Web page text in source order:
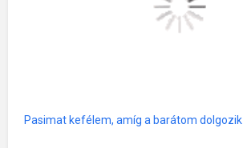
Pasimat kefélem, amíg a barátom dolgozik